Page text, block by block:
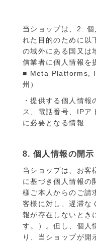
当ショップは、2.
れた目的のために以
の域外にある国又は
信業者に個人情報を
■ Meta Platforms,
州）
・提供する個人情
ス、電話番号、IPア
に必要となる情報
8. 個人情報の開示
当ショップは、お客
に基づき個人情報の
様ご本人からのご請
客様に対し、遅滞な
報が存在しないとき
す。）。但し、個人
り、当ショップが開